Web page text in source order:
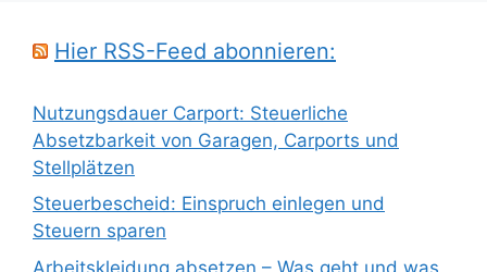
Hier RSS-Feed abonnieren:
Nutzungsdauer Carport: Steuerliche
Absetzbarkeit von Garagen, Carports und
Stellplätzen
Steuerbescheid: Einspruch einlegen und
Steuern sparen
Arbeitskleidung absetzen – Was geht und was